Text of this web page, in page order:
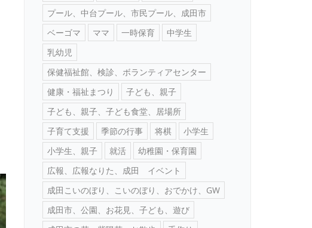
プール、中台プール、市民プール、成田市
ベーゴマ
ママ 一時保育
中学生
乳幼児
保健福祉館、検診、ボランティアセンター
健康・福祉まつり
子ども、親子
子ども、親子、子ども食堂、居場所
子育て支援
季節の行事 将棋
小学生
小学生、親子
就活
幼稚園・保育園
広報、広報なりた、成田 イベント
成田こいのぼり、こいのぼり、おでかけ、GW
成田市、公園、お花見、子ども、遊び